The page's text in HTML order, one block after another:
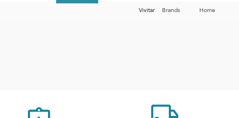
Home
Brands
Vivitar